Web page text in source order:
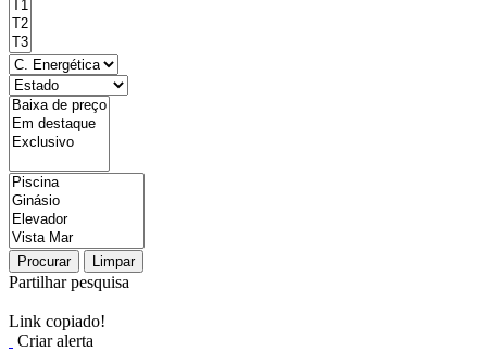
Procurar Limpar
Partilhar pesquisa
Link copiado!
Criar alerta